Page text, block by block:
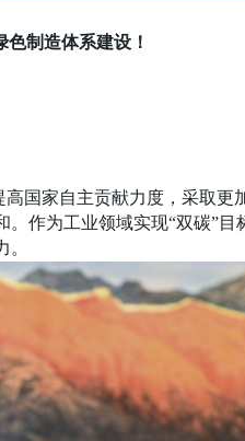
制造体系建设！
高国家自主贡献力度，采取更
。 作为工业领域实现“双碳”目